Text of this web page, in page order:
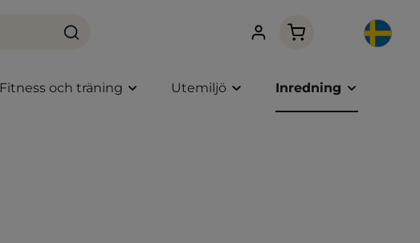
Varukorgen
Fitness och träning Utemiljö Inredning